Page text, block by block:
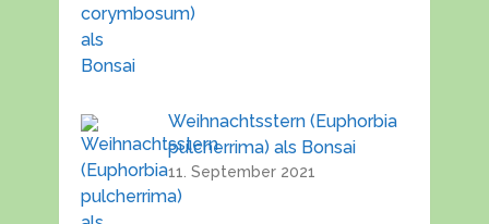
Weihnachtsstern (Euphorbia
pulcherrima) als Bonsai
11. September 2021